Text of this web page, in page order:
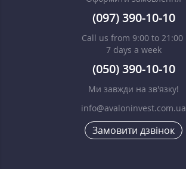
(097) 390-10-10
Call us from 9:00 to 21:00
7 days a week
(050) 390-10-10
Ми завжди на зв'язку!
info@avaloninvest.com.ua
Замовити дзвінок